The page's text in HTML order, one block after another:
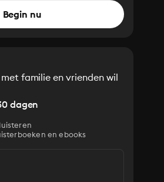
Begin nu
familie en vrienden wil
dagen
en ebooks